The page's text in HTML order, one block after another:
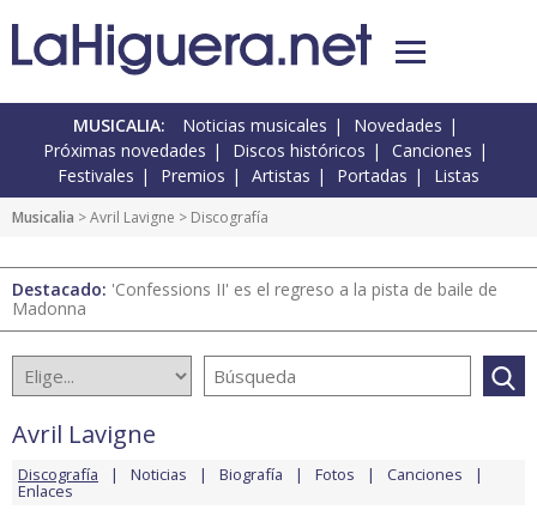
MUSICALIA: Noticias musicales
Novedades
Próximas novedades
Discos históricos
Canciones
Festivales
Premios Artistas Portadas Listas
Musicalia >Avril Lavigne > Discografía
Destacado: 'Confessions II' es el regreso a la pista de baile de
Madonna
Avril Lavigne
Discografía Noticias Biografía Fotos Canciones
Enlaces